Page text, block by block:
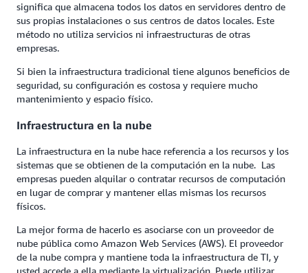
significa que almacena todos los datos en servidores dentro de
sus propias instalaciones o sus centros de datos locales. Este
método no utiliza servicios ni infraestructuras de otras
empresas.
Si bien la infraestructura tradicional tiene algunos beneficios de
seguridad, su configuración es costosa y requiere mucho
mantenimiento y espacio físico.
Infraestructura en la nube
La infraestructura en la nube hace referencia a los recursos y los
sistemas que se obtienen de la computación en la nube. Las
empresas pueden alquilar o contratar recursos de computación
en lugar de comprar y mantener ellas mismas los recursos
físicos.
La mejor forma de hacerlo es asociarse con un proveedor de
nube pública como Amazon Web Services (AWS). El proveedor
de la nube compra y mantiene toda la infraestructura de TI, y
usted accede a ella mediante la virtualización. Puede utilizar